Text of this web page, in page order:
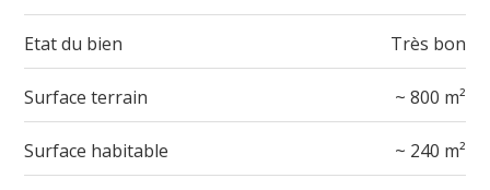
Etat du bien Très bon
Surface terrain ~ 800 m²
Surface habitable ~ 240 m²